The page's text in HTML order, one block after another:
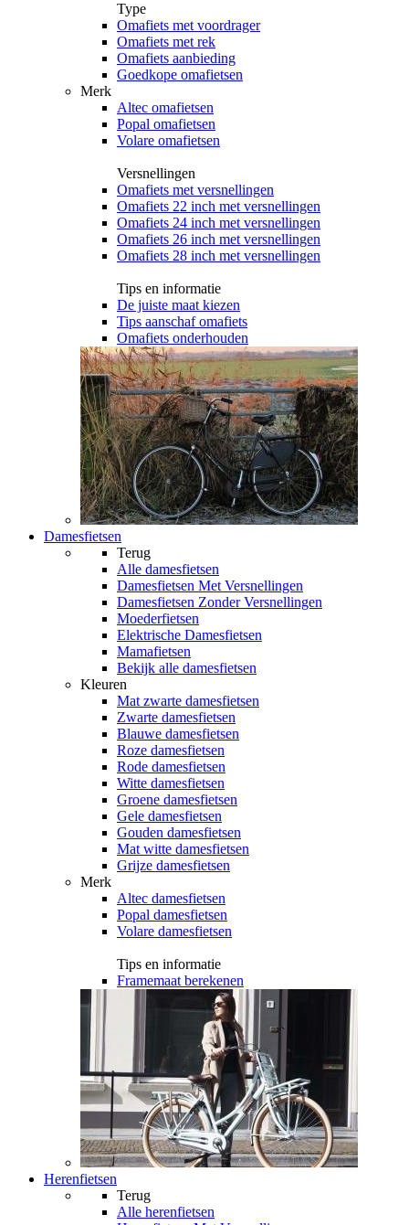
Type
Omafiets met voordrager
Omafiets met rek
Omafiets aanbieding
Goedkope omafietsen
Merk
Altec omafietsen
Popal omafietsen
Volare omafietsen
Versnellingen
Omafiets met versnellingen
Omafiets 22 inch met versnellingen
Omafiets 24 inch met versnellingen
Omafiets 26 inch met versnellingen
Omafiets 28 inch met versnellingen
Tips en informatie
De juiste maat kiezen
Tips aanschaf omafiets
Omafiets onderhouden
Damesfietsen
Terug
Alle damesfietsen
Damesfietsen Met Versnellingen
Damesfietsen Zonder Versnellingen
Moederfietsen
Elektrische Damesfietsen
Mamafietsen
Bekijk alle damesfietsen
Kleuren
Mat zwarte damesfietsen
Zwarte damesfietsen
Blauwe damesfietsen
Roze damesfietsen
Rode damesfietsen
Witte damesfietsen
Groene damesfietsen
Gele damesfietsen
Gouden damesfietsen
Mat witte damesfietsen
Grijze damesfietsen
Merk
Altec damesfietsen
Popal damesfietsen
Volare damesfietsen
Tips en informatie
Framemaat berekenen
Herenfietsen
Terug
Alle herenfietsen